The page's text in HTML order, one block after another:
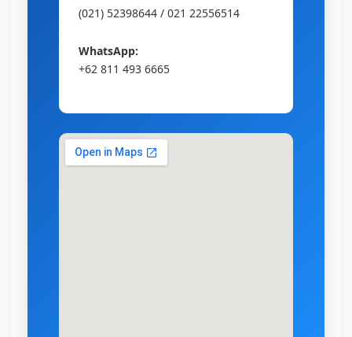
(021) 52398644 / 021 22556514
WhatsApp:
+62 811 493 6665